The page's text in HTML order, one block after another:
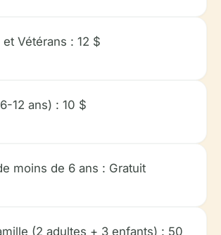
Vétérans : 12 $
12 ans) : 10 $
moins de 6 ans : Gratuit
(2 adultes + 3 enfants) : 50